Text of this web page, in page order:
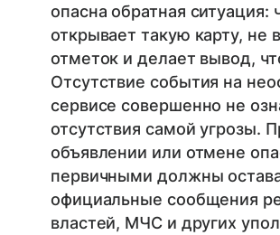
опасна обратная ситуация:
открывает такую карту, не
отметок и делает вывод,
Отсутствие события на
сервисе совершенно не
отсутствия самой угрозы.
объявлении или отмене
первичными должны
официальные сообщения
властей, МЧС и других